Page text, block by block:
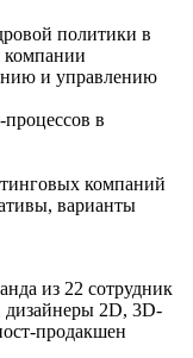
политики в
компании
и управлению
в
компаний
варианты
из 22 сотрудник
дизайнеры 2D, 3D-
продакшен